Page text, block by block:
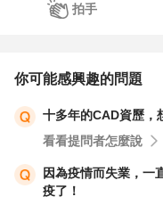
拍手
你可能感興趣的問題
十多年的CAD資歷，
看看提問者怎麼說
因為疫情而失業，一
疫了！